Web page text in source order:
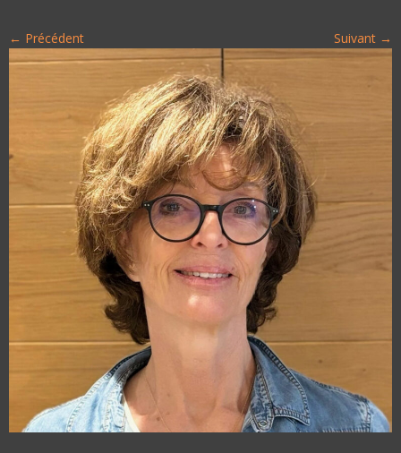
← Précédent Suivant →